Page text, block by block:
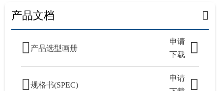
产品文档
产品选型画册
申请
下载
规格书(SPEC)
申请